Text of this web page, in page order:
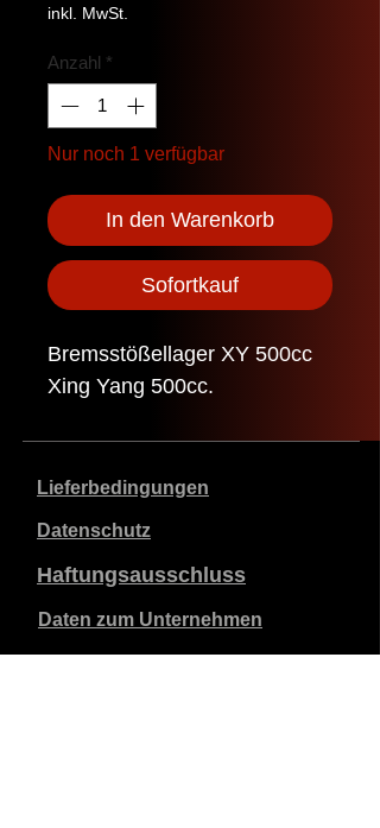
inkl. MwSt.
Anzahl *
Nur noch 1 verfügbar
In den Warenkorb
Sofortkauf
Bremsstößellager XY 500cc
Xing Yang 500cc.
Lieferbedingungen
Datenschutz
Haftungsausschluss
Daten zum Unternehmen